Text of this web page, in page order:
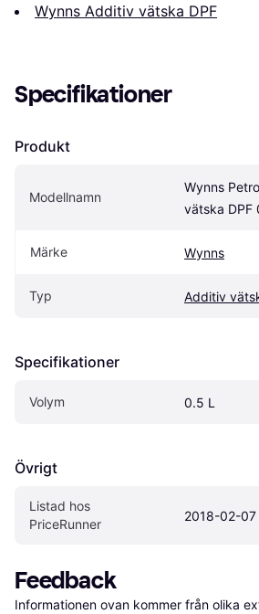
Wynns Additiv vätska DPF
Specifikationer
Produkt
Modellnamn
Wynns
vätska DPF
Märke Wynns
Typ Additiv
Specifikationer
Volym 0.5 L
Övrigt
Listad hos
PriceRunner
2018-02-07
Feedback
Informationen ovan kommer från olika